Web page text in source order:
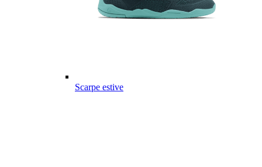
Scarpe estive